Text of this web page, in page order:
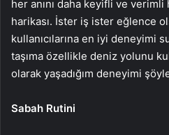
her anını daha keyifli ve
harikası. İster iş ister eğlence
kullanıcılarına en iyi deneyimi
taşıma özellikle deniz yolunu
olarak yaşadığım deneyimi
Sabah Rutini